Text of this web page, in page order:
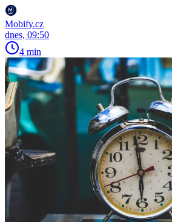
Mobify.cz
dnes, 09:50
4 min